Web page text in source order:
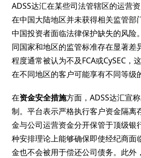
ADSS达汇在某些司法管辖区的运营
在中国大陆地区并未获得相关监管部
中国投资者面临法律保护缺失的风险
同国家和地区的监管标准存在显著差
程度通常被认为不及FCA或CySEC，
在不同地区的客户可能享有不同等级
在资金安全措施方面，ADSS达汇宣
制。平台表示严格执行客户资金隔离
金与公司运营资金分开保管于顶级银
种安排理论上能够确保即使经纪商面
金也不会被用于偿还公司债务。此外